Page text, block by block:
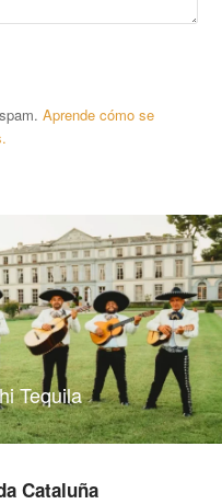
Aprende cómo se
Tequila
Cataluña